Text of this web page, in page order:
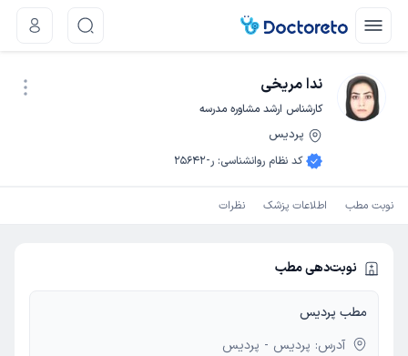
ندا مریخی
کارشناس ارشد مشاوره مدرسه
پردیس
کد نظام روانشناسی: ر-25642
نوبت مطب اطلاعات پزشک نظرات
نوبت‌دهی مطب
مطب پردیس
آدرس: پردیس - پردیس